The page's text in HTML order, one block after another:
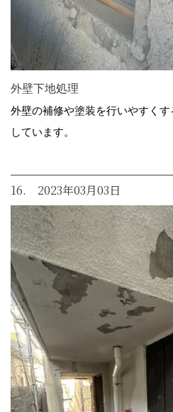
外壁下地処理
外壁の補修や塗装を行いやすく
しています。
16. 2023年03月03日